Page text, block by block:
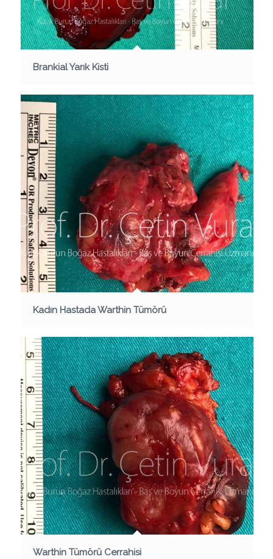
Brankial Yarık Kisti
Kadın Hastada Warthin Tümörü
Warthin Tümörü Cerrahisi